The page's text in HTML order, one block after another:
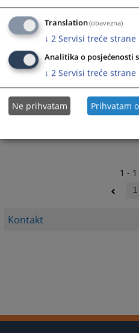
Kontakt
1 - 1
1
Translation(obavezna)
↓ 2 Servisi treće strane
Analitika o posjećenosti
↓ 2 Servisi treće strane
Ne prihvatam Prihvatam